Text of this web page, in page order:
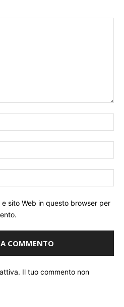
sito Web in questo browser per
Il tuo commento non